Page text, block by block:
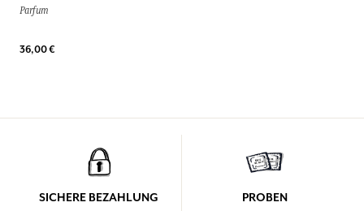
Parfum
36,00 €
SICHERE BEZAHLUNG PROBEN